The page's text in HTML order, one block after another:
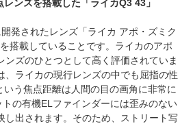
ンズを搭載した「ライカQ3 43」
発されたレンズ「ライカ アポ・ズミク
搭載していることです。ライカのアポ
ンズのひとつとして高く評価されていま
、ライカの現行レンズの中でも屈指の性
う焦点距離は人間の目の画角に非常に
の有機ELファインダーには歪みのない
し出されます。そのため、ストリート写